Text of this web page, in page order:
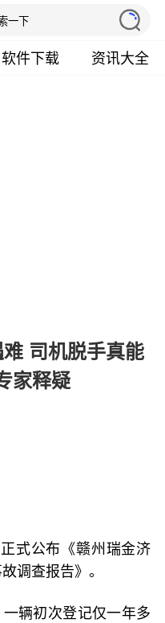
软件下载 资讯大全
司机脱手真能
家释疑
式公布《赣州瑞金济
调查报告》。
辆初次登记仅一年多